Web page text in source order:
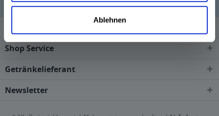
Ablehnen
Shop Service
Getränkelieferant
Newsletter